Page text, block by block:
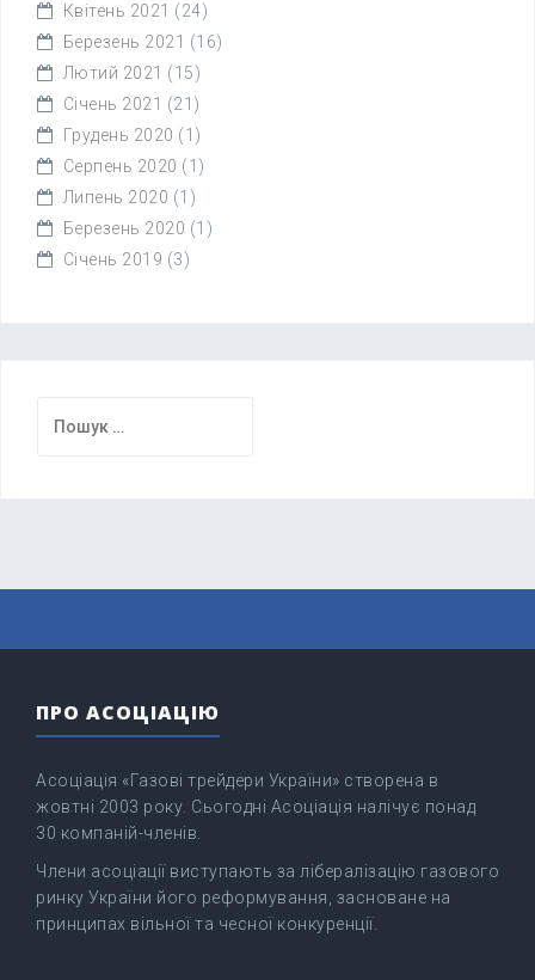
Квітень 2021 (24)
Березень 2021 (16)
Лютий 2021 (15)
Січень 2021 (21)
Грудень 2020 (1)
Серпень 2020 (1)
Липень 2020 (1)
Березень 2020 (1)
Січень 2019 (3)
ПРО АСОЦІАЦІЮ
Асоціація «Газові трейдери України» створена в
жовтні 2003 року. Сьогодні Асоціація налічує понад
30 компаній-членів.
Члени асоціації виступають за лібералізацію газового
ринку України його реформування, засноване на
принципах вільної та чесної конкуренції.